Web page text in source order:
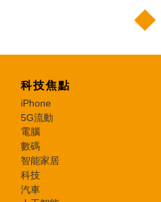
科技焦點
iPhone
5G流動
電腦
數碼
智能家居
科技
汽車